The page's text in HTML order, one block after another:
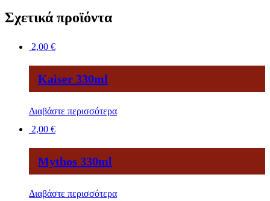
Σχετικά προϊόντα
2,00 €
Kaiser 330ml
Διαβάστε περισσότερα
2,00 €
Mythos 330ml
Διαβάστε περισσότερα